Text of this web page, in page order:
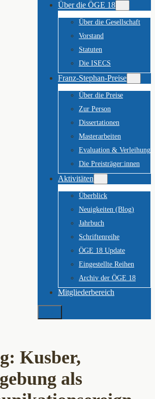
Über die ÖGE 18
Über die Gesellschaft
Vorstand
Statuten
Die ISECS
Franz-Stephan-Preise
Über die Preise
Zur Person
Dissertationen
Masterarbeiten
Evaluation & Verleihung
Die Preisträger:innen
Aktivitäten
Überblick
Neuigkeiten (Blog)
Jahrbuch
Schriftenreihe
ÖGE 18 Update
Eingestellte Reihen
Archiv der ÖGE 18
Mitgliederbereich
Suchen
Kusber,
als